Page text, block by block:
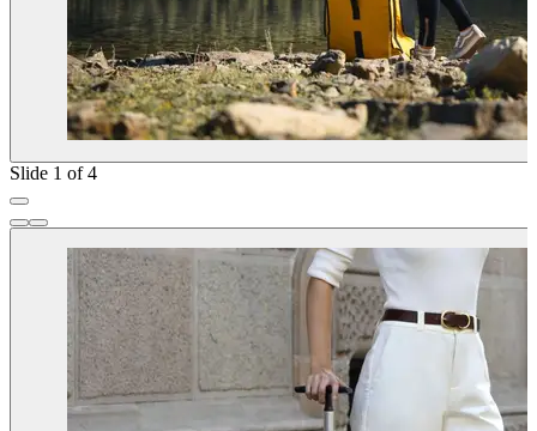
Slide 1 of 4